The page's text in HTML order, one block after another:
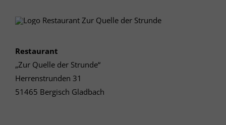
Restaurant
„Zur Quelle der Strunde“
Herrenstrunden 31
51465 Bergisch Gladbach